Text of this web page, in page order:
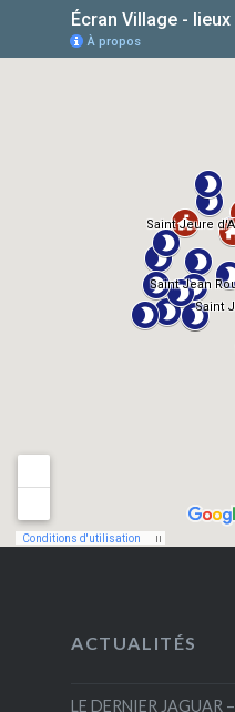
AlloCiné
ACTUALITÉS
LE DERNIER JAGUAR